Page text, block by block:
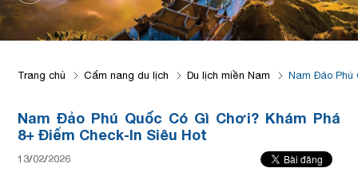
Trang chủ Cẩm nang du lịch Du lịch miền Nam Nam Đảo Phú
Nam Đảo Phú Quốc Có Gì Chơi? Khám Phá
8+ Điểm Check-In Siêu Hot
13/02/2026